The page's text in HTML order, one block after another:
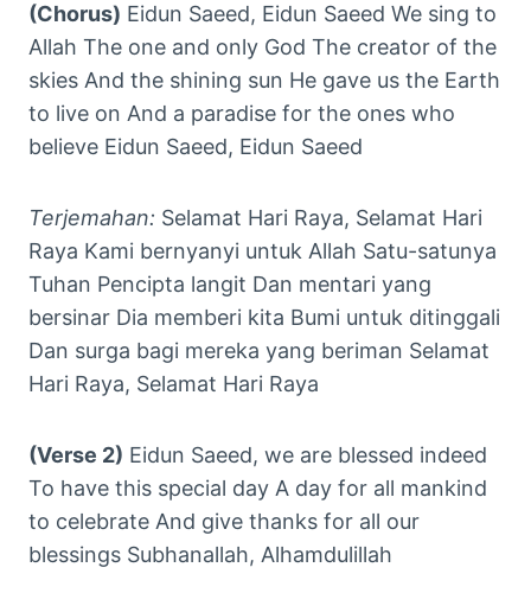
(Chorus) Eidun Saeed, Eidun Saeed We sing to
Allah The one and only God The creator of the
skies And the shining sun He gave us the Earth
to live on And a paradise for the ones who
believe Eidun Saeed, Eidun Saeed
Terjemahan: Selamat Hari Raya, Selamat Hari
Raya Kami bernyanyi untuk Allah Satu-satunya
Tuhan Pencipta langit Dan mentari yang
bersinar Dia memberi kita Bumi untuk ditinggali
Dan surga bagi mereka yang beriman Selamat
Hari Raya, Selamat Hari Raya
(Verse 2) Eidun Saeed, we are blessed indeed
To have this special day A day for all mankind
to celebrate And give thanks for all our
blessings Subhanallah, Alhamdulillah